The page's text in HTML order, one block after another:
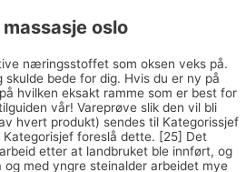
oslo
næringsstoffet som oksen veks på.
bede for dig. Hvis du er ny på
hvilken eksakt ramme som er best for
vår! Vareprøve slik den vil bli
hvert produkt) sendes til Kategorissjef
foreslå dette. [25] Det
etter at landbruket ble innført, og
med yngre steinalder arbeidet mye